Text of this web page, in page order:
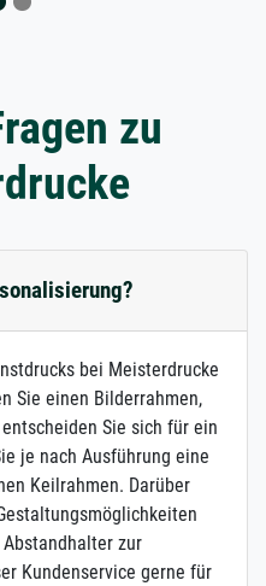
zu
bei Meisterdrucke
Sie einen Bilderrahmen,
Sie sich für ein
je nach Ausführung eine
Keilrahmen. Darüber
zur
Kundenservice gerne für